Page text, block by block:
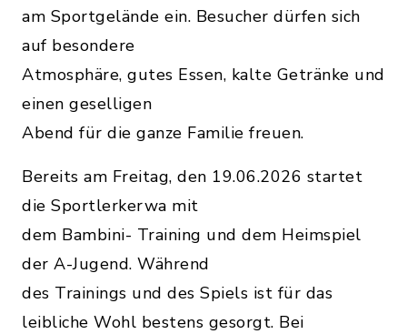
am Sportgelände ein. Besucher dürfen sich
auf besondere
Atmosphäre, gutes Essen, kalte Getränke und
einen geselligen
Abend für die ganze Familie freuen.
Bereits am Freitag, den 19.06.2026 startet
die Sportlerkerwa mit
dem Bambini- Training und dem Heimspiel
der A-Jugend. Während
des Trainings und des Spiels ist für das
leibliche Wohl bestens gesorgt. Bei